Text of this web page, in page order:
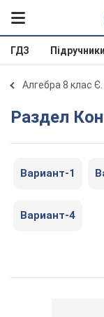
ГДЗ Підручники
Алгебра 8 клас
Раздел
Вариант-1
Вариант-4